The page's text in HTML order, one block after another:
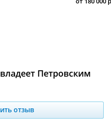
Петровским
отзыв